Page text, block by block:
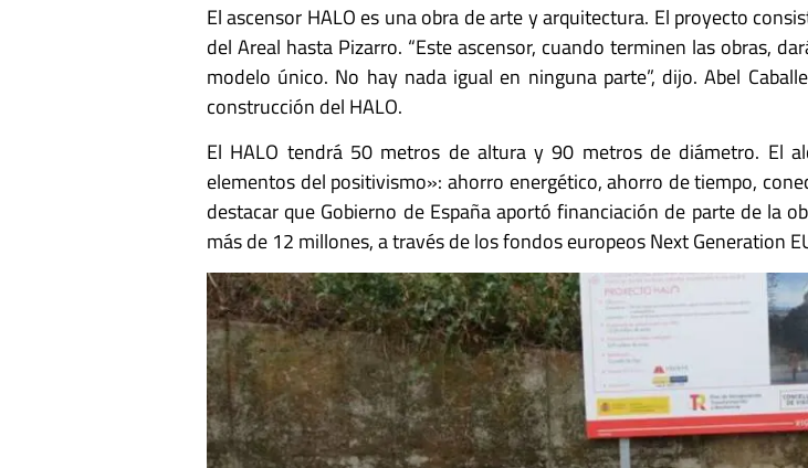
El ascensor HALO es una obra de arte y arquitectura. El proyecto
del Areal hasta Pizarro. “Este ascensor, cuando terminen las obras,
modelo único. No hay nada igual en ninguna parte”, dijo. Abel
construcción del HALO.
El HALO tendrá 50 metros de altura y 90 metros de diámetro. El
elementos del positivismo»: ahorro energético, ahorro de tiempo,
destacar que Gobierno de España aportó financiación de parte de la
más de 12 millones, a través de los fondos europeos Next Generation